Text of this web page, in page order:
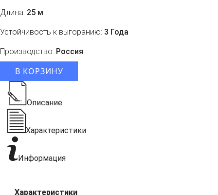
Длина: 25 м
Устойчивость к выгоранию: 3 Года
Производство: Россия
В КОРЗИНУ
Описание
Характеристики
Информация
Характеристики